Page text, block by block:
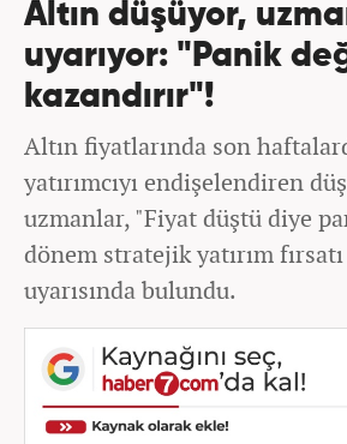
Altın düşüyor,
uyarıyor: "Panik
kazandırır"!
Altın fiyatlarında son
yatırımcıyı endişelendiren
uzmanlar, "Fiyat düştü diye
dönem stratejik yatırım
uyarısında bulundu.